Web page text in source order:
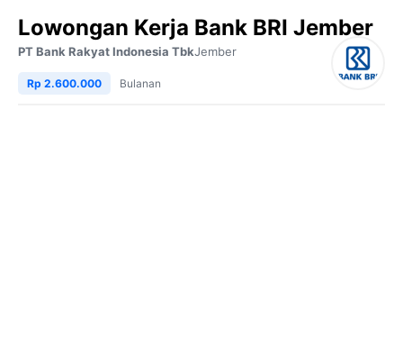
Lowongan Kerja Bank BRI Jember
PT Bank Rakyat Indonesia TbkJember
Rp 2.600.000 Bulanan